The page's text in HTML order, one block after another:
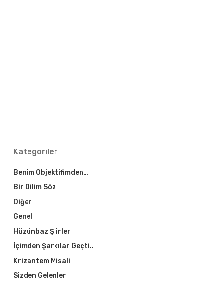
Kategoriler
Benim Objektifimden…
Bir Dilim Söz
Diğer
Genel
Hüzünbaz Şiirler
İçimden Şarkılar Geçti..
Krizantem Misali
Sizden Gelenler